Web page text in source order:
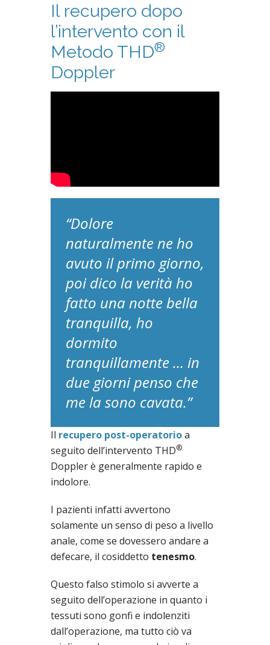
Il recupero dopo
l’intervento con il
Metodo THD®
Doppler
“Dolore
naturalmente ne ho
avuto il primo giorno,
poi dico la verità ho
fatto una notte bella
tranquilla, ho
dormito
tranquillamente … in
due giorni penso che
me la sono cavata.”
Il recupero post-operatorioa
seguito dell’intervento THD®
Doppler è generalmente rapido e
indolore.
I pazienti infatti avvertono
solamente un senso di peso a livello
anale, come se dovessero andare a
defecare, il cosiddetto tenesmo.
Questo falso stimolo si avverte a
seguito dell’operazione in quanto i
tessuti sono gonfi e indolenziti
dall’operazione, ma tutto ciò va